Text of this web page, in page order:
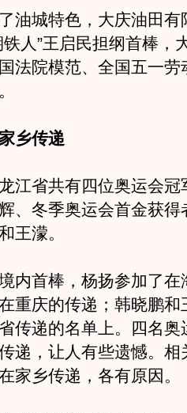
城特色，大庆油田有
人”王启民担纲首棒，
法院模范、全国五一劳
乡传递
省共有四位奥运会冠
、冬季奥运会首金获得
王濛。
首棒，杨扬参加了在
重庆的传递；韩晓鹏和
传递的名单上。四名奥
递，让人有些遗憾。相
家乡传递，各有原因。